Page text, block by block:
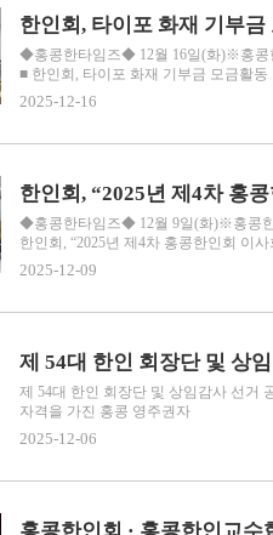
한인회, 타이포 화재 기부금
◆홍콩한타임즈◆ 12월 16일(화)※홍콩
■ 한인회, 타이포 화재 기부금 모금활동
2025-12-16
한인회, “2025년 제4차 홍
◆홍콩한타임즈◆ 12월 9일(화)※홍콩
한인회, “2025년 제4차 홍콩한인회 이사
2025-12-09
제 54대 한인 회장단 및 상
제 54대 한인 회장단 및 상임감사 선거
자격을 가진 홍콩 영주권자
2025-12-06